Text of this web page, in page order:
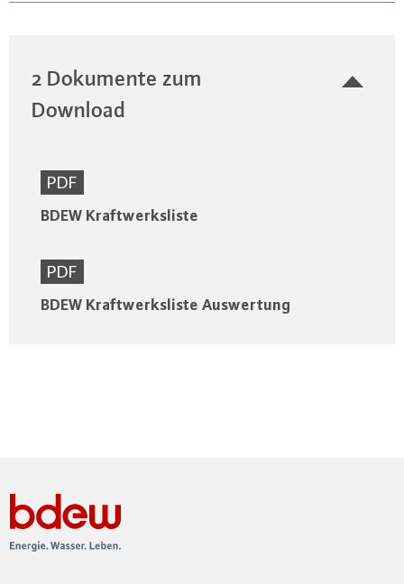
2 Dokumente zum
Download
PDF
BDEW Kraftwerksliste
PDF
BDEW Kraftwerksliste Auswertung